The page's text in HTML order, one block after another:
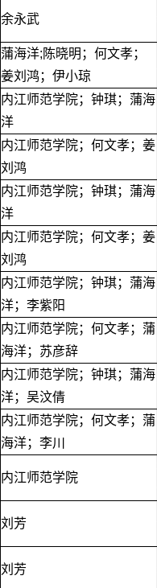
余永武
蒲海洋;陈晓明；何文孝；
姜刘鸿；伊小琼
内江师范学院；钟琪；蒲海
洋
内江师范学院；何文孝；姜
刘鸿
内江师范学院；钟琪；蒲海
洋
内江师范学院；何文孝；姜
刘鸿
内江师范学院；钟琪；蒲海
洋；李紫阳
内江师范学院；何文孝；蒲
海洋；苏彦辞
内江师范学院；钟琪；蒲海
洋；吴汶倩
内江师范学院；何文孝；蒲
海洋；李川
内江师范学院
刘芳
刘芳